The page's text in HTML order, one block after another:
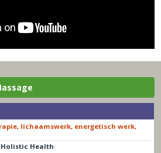
lichaamswerk, energetisch werk,
Health